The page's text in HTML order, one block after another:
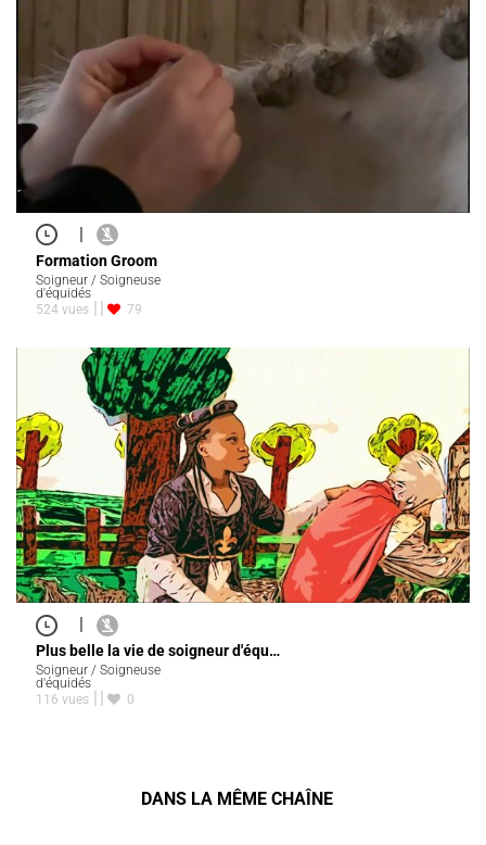
|
Formation Groom
Soigneur / Soigneuse
d'équidés
524 vues
79
|
Plus belle la vie de soigneur d'équ…
Soigneur / Soigneuse
d'équidés
116 vues
0
DANS LA MÊME CHAÎNE